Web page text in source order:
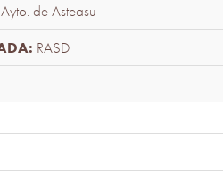
Ayto. de Asteasu
RASD